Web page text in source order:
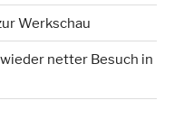
Werkschau
netter Besuch in